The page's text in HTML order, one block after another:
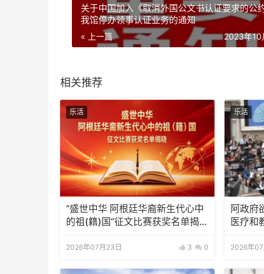
关于中国加入《取消外国公文书认证要求的公
我馆停办领事认证业务的通知
« 上一篇 2023年10
相关推荐
乐活
“盛世中华 阿根廷华裔新生代心中
的祖(籍)国”征文比赛获奖名单揭晓
2026年07月23日 3 0
乐活
阿政府
医疗和
2026年